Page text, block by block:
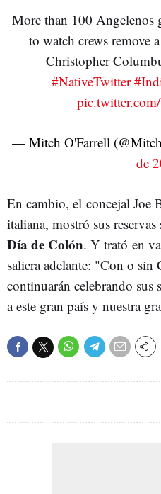
More than 100 Angelenos
to watch crews remove
Christopher
#NativeTwitter
— Mitch O'Farrell
de
En cambio, el concejal Joe
italiana, mostró sus reservas
Día de Colón. Y trató en
saliera adelante: "Con o
continuarán celebrando
a este gran país y nuestra